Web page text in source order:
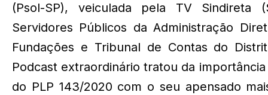
(Psol-SP), veiculada pela TV Sindireta
Servidores Públicos da Administração
Fundações e Tribunal de Contas do
Podcast extraordinário tratou da
do PLP 143/2020 com o seu apensado